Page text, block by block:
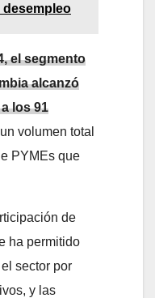
desempleo
el segmento
alcanzó
los 91
volumen total
PYMEs que
de
ha permitido
sector por
y las